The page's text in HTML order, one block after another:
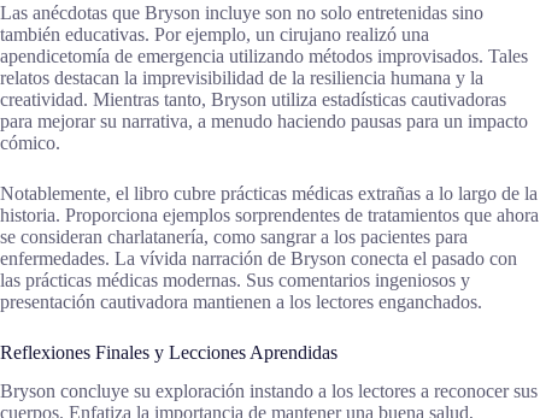
Las anécdotas que Bryson incluye son no solo entretenidas sino
también educativas. Por ejemplo, un cirujano realizó una
apendicetomía de emergencia utilizando métodos improvisados. Tales
relatos destacan la imprevisibilidad de la resiliencia humana y la
creatividad. Mientras tanto, Bryson utiliza estadísticas cautivadoras
para mejorar su narrativa, a menudo haciendo pausas para un impacto
cómico.
Notablemente, el libro cubre prácticas médicas extrañas a lo largo de la
historia. Proporciona ejemplos sorprendentes de tratamientos que ahora
se consideran charlatanería, como sangrar a los pacientes para
enfermedades. La vívida narración de Bryson conecta el pasado con
las prácticas médicas modernas. Sus comentarios ingeniosos y
presentación cautivadora mantienen a los lectores enganchados.
Reflexiones Finales y Lecciones Aprendidas
Bryson concluye su exploración instando a los lectores a reconocer sus
cuerpos. Enfatiza la importancia de mantener una buena salud,